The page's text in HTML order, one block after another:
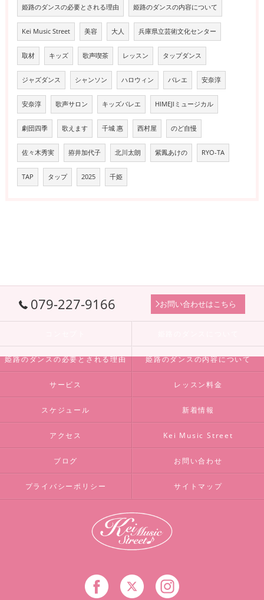
姫路のダンスの必要とされる理由 姫路のダンスの内容について
Kei Music Street 美容 大人 兵庫県立芸術文化センター
取材 キッズ 歌声喫茶 レッスン タップダンス
ジャズダンス シャンソン ハロウィン バレエ 安奈淳
安奈淳 歌声サロン キッズバレエ HIMEJIミュージカル
劇団四季 歌えます 千城 惠 西村屋 のど自慢
佐々木秀実 拵井加代子 北川太朗 紫鳳あけの RYO-TA
TAP タップ 2025 千姫
079-227-9166 お問い合わせはこちら
姫路のダンスの必要とされる理由 姫路のダンスの内容について
サービス レッスン料金
スケジュール 新着情報
アクセス Kei Music Street
ブログ お問い合わせ
プライバシーポリシー サイトマップ